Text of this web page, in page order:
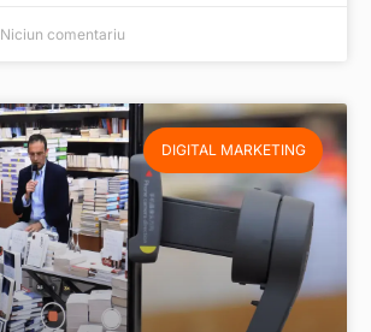
Niciun comentariu
DIGITAL MARKETING